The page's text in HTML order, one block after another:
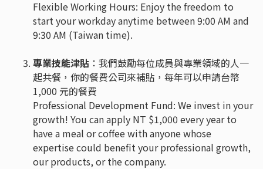
Flexible Working Hours: Enjoy the freedom to
start your workday anytime between 9:00 AM and
9:30 AM (Taiwan time).
專業技能津貼 ：我們鼓勵每位成員與專業領域的人一
起共餐，你的餐費公司來補貼，每年可以申請台幣
1,000 元的餐費
Professional Development Fund: We invest in your
growth! You can apply NT $1,000 every year to
have a meal or coffee with anyone whose
expertise could benefit your professional growth,
our products, or the company.